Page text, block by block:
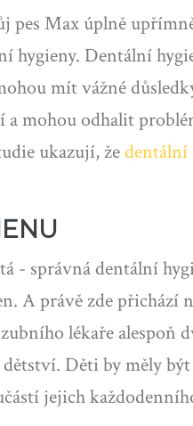
pes Max úplně
Dentální
mít vážné
mohou odhalit
ukazují, žedentální
- správná dentální
A právě zde přichází
lékaře alespoň
Děti by měly
jejich